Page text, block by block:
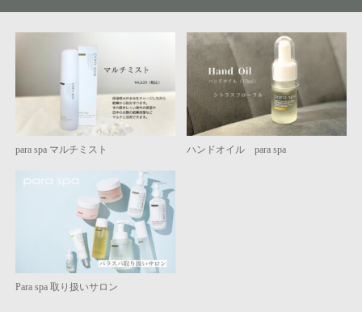
para spa マルチミスト ハンドオイル para spa
Para spa 取り扱いサロン